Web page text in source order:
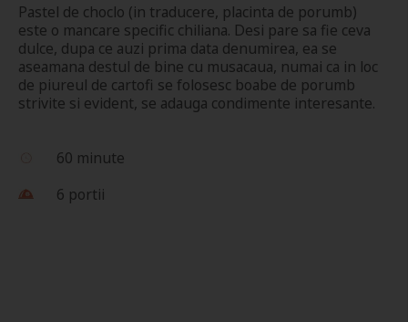
Pastel de choclo (in traducere, placinta de porumb)
este o mancare specific chiliana. Desi pare sa fie ceva
dulce, dupa ce auzi prima data denumirea, ea se
aseamana destul de bine cu musacaua, numai ca in loc
de piureul de cartofi se folosesc boabe de porumb
strivite si evident, se adauga condimente interesante.
60 minute
6 portii